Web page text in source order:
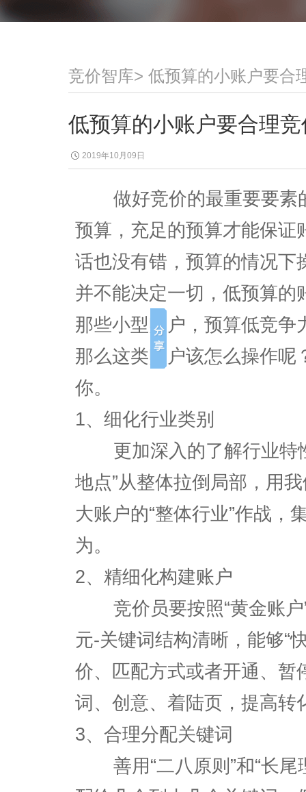
竞价智库> 低预算的小账户要合
低预算的小账户要合理竞
2019年10月09日
做好竞价的最重要要素
预算，充足的预算才能保证
话也没有错，预算的情况下
并不能决定一切，低预算的
那些小型账户，预算低竞争
那么这类账户该怎么操作呢
你。
1、细化行业类别
更加深入的了解行业特
地点”从整体拉倒局部，用
大账户的“整体行业”作战，
为。
2、精细化构建账户
竞价员要按照“黄金账户
元-关键词结构清晰，能够“
价、匹配方式或者开通、暂
词、创意、着陆页，提高转
3、合理分配关键词
善用“二八原则”和“长尾